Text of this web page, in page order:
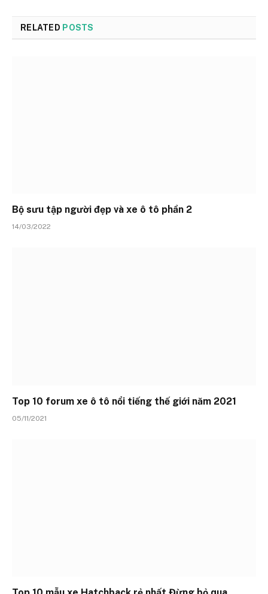
RELATED POSTS
Bộ sưu tập người đẹp và xe ô tô phần 2
14/03/2022
Top 10 forum xe ô tô nổi tiếng thế giới năm 2021
05/11/2021